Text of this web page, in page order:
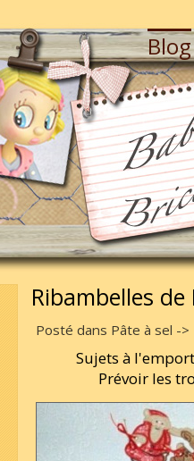
Blog
Ribambelles de
Posté dans Pâte à sel -
Sujets à
Prévoir les